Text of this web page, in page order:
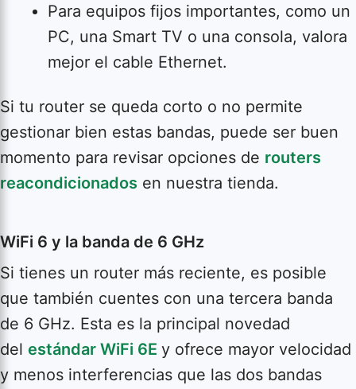
Para equipos fijos importantes, como un
PC, una Smart TV o una consola, valora
mejor el cable Ethernet.
Si tu router se queda corto o no permite
gestionar bien estas bandas, puede ser buen
momento para revisar opciones de routers
reacondicionados en nuestra tienda.
WiFi 6 y la banda de 6 GHz
Si tienes un router más reciente, es posible
que también cuentes con una tercera banda
de 6 GHz. Esta es la principal novedad
del estándar WiFi 6E y ofrece mayor velocidad
y menos interferencias que las dos bandas